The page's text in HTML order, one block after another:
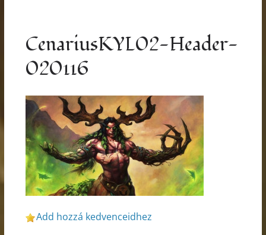
CenariusKYL02-Header-
020116
Add hozzá kedvenceidhez